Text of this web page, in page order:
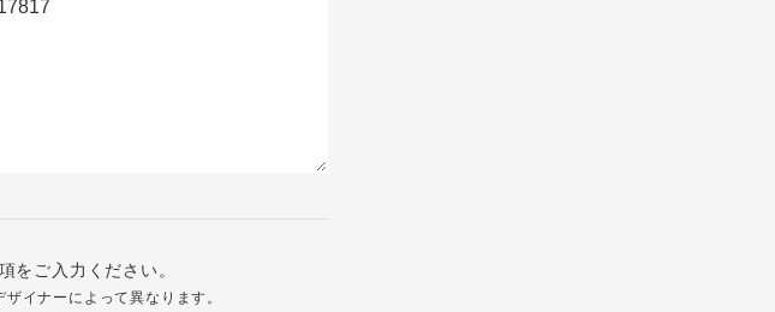
をご入力ください。
イナーによって異なります。